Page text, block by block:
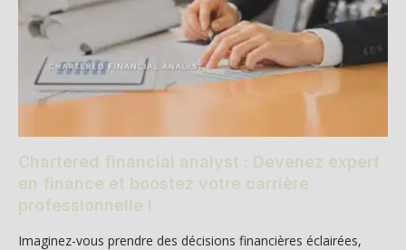
Chartered financial analyst : Devenez expert
en finance et boostez votre carrière
professionnelle !
Imaginez-vous prendre des décisions financières éclairées,